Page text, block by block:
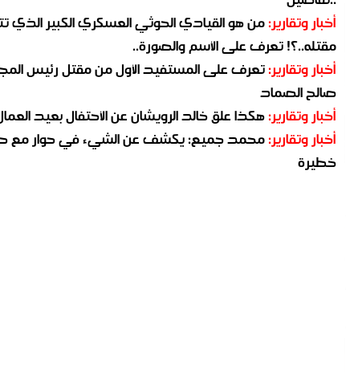
أخبار وتقارير:من هو القيادي الحوثي العسكري الكبير الذي
مقتله..؟! تعرف على الأسم والصورة..
أخبار وتقارير:تعرف على المستفيد الأول من مقتل رئيس
صالح الصماد
أخبار وتقارير:هكذا علق خالد الرويشان عن الأحتفال بعيد
أخبار وتقارير:محمد جميع: يكشف عن الشيء في حوار مع
خطيرة